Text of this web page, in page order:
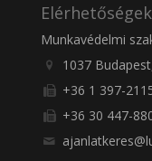
Elérhetőségek
Munkavédelmi
1037
+36 1 397-
+36 30 447-